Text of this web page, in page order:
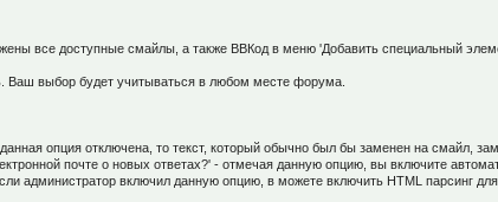
все доступные смайлы, а также ВВКод в меню 'Добавить специальный
Ваш выбор будет учитываться в любом месте форума.
опция отключена, то текст, который обычно был бы заменен на смайл,
почте о новых ответах?' - отмечая данную опцию, вы включите
администратор включил данную опцию, в можете включить HTML парсинг